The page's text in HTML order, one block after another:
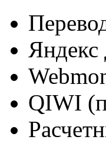
Яндекс
QIWI